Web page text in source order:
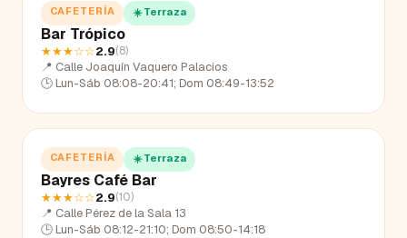
CAFETERÍA ☀️ Terraza
Bar Trópico
★★★☆☆2.9(8)
📍 Calle Joaquín Vaquero Palacios
🕒 Lun-Sáb 08:08-20:41; Dom 08:49-13:52
CAFETERÍA ☀️ Terraza
Bayres Café Bar
★★★☆☆2.9(10)
📍 Calle Pérez de la Sala 13
🕒 Lun-Sáb 08:12-21:10; Dom 08:50-14:18